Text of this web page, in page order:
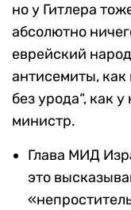
но у Гитлера
абсолютно
еврейский
антисемиты, как
без урода“, как
министр.
Глава МИД
это